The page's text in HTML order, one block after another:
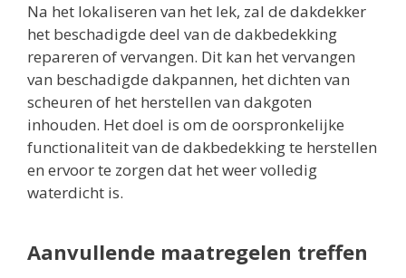
Na het lokaliseren van het lek, zal de dakdekker
het beschadigde deel van de dakbedekking
repareren of vervangen. Dit kan het vervangen
van beschadigde dakpannen, het dichten van
scheuren of het herstellen van dakgoten
inhouden. Het doel is om de oorspronkelijke
functionaliteit van de dakbedekking te herstellen
en ervoor te zorgen dat het weer volledig
waterdicht is.
Aanvullende maatregelen treffen